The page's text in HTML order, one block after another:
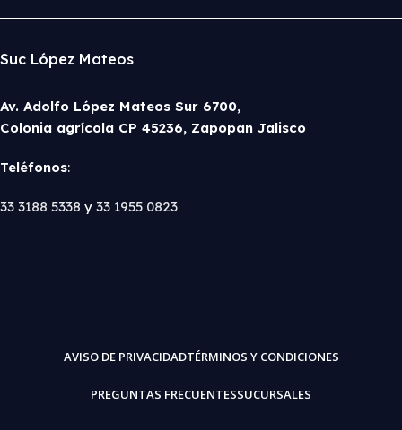
Suc López Mateos
Av. Adolfo López Mateos Sur 6700,
Colonia agrícola CP 45236, Zapopan Jalisco
Teléfonos:
33 3188 5338 y 33 1955 0823
AVISO DE PRIVACIDADTÉRMINOS Y CONDICIONES
PREGUNTAS FRECUENTESSUCURSALES